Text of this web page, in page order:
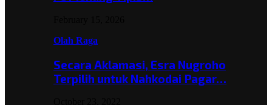
Olah Raga
Secara Aklamasi, Esra Nugroho
Terpilih untuk Nahkodai Pagar…